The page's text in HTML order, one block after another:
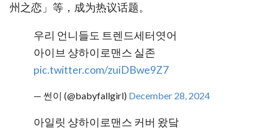
州之恋」等，成为热议话题。
우리 언니들도 트렌드세터엿어
아이브 샹하이로맨스 실존
pic.twitter.com/zuiDBwe9Z7
— 썬이 (@babyfallgirl) December 28, 2024
아일릿 샹하이로맨스 커버 왔닼